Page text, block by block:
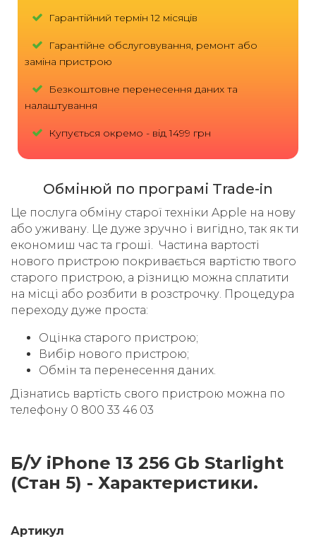
Гарантійний термін 12 місяців
Гарантійне обслуговування, ремонт або
заміна пристрою
Безкоштовне перенесення даних та
налаштування
Купується окремо - від 1499 грн
Обмінюй по програмі Trade-in
Це послуга обміну старої техніки Apple на нову
або уживану. Це дуже зручно і вигідно, так як ти
економиш час та гроші. Частина вартості
нового пристрою покривається вартістю твого
старого пристрою, а різницю можна сплатити
на місці або розбити в розстрочку. Процедура
переходу дуже проста:
Оцінка старого пристрою;
Вибір нового пристрою;
Обмін та перенесення даних.
Дізнатись вартість свого пристрою можна по
телефону 0 800 33 46 03
Б/У iPhone 13 256 Gb Starlight
(Стан 5) - Характеристики.
Артикул